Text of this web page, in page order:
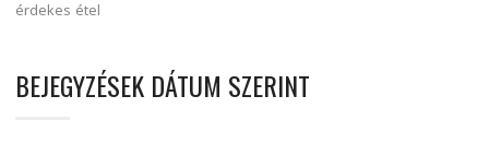
érdekes étel
BEJEGYZÉSEK DÁTUM SZERINT